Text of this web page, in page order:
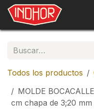
Ir al contenido
Todos los productos
MOLDE
cm chapa de 3;20